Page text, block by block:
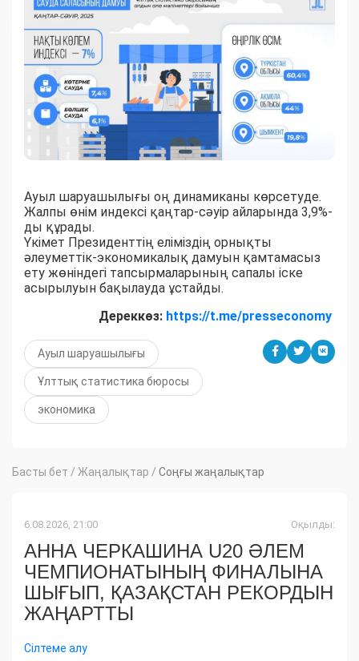
Ауыл шаруашылығы оң динамиканы көрсетуде.
Жалпы өнім индексі қаңтар-сәуір айларында 3,9%-
ды құрады.
Үкімет Президенттің еліміздің орнықты
әлеуметтік-экономикалық дамуын қамтамасыз
ету жөніндегі тапсырмаларының сапалы іске
асырылуын бақылауда ұстайды.
Дереккөз: https://t.me/presseconomy
Ауыл шаруашылығы
Ұлттық статистика бюросы
экономика
Басты бет / Жаңалықтар / Соңғы жаңалықтар
6.08.2026, 21:00 Оқылды:
АННА ЧЕРКАШИНА U20 ӘЛЕМ
ЧЕМПИОНАТЫНЫҢ ФИНАЛЫНА
ШЫҒЫП, ҚАЗАҚСТАН РЕКОРДЫН
ЖАҢАРТТЫ
Сілтеме алу